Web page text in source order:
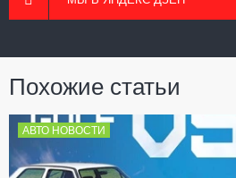
Похожие статьи
АВТО НОВОСТИ